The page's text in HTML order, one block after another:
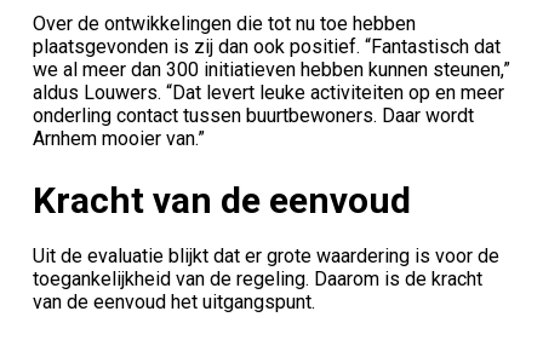
Over de ontwikkelingen die tot nu toe hebben
plaatsgevonden is zij dan ook positief. “Fantastisch dat
we al meer dan 300 initiatieven hebben kunnen steunen,”
aldus Louwers. “Dat levert leuke activiteiten op en meer
onderling contact tussen buurtbewoners. Daar wordt
Arnhem mooier van.”
Kracht van de eenvoud
Uit de evaluatie blijkt dat er grote waardering is voor de
toegankelijkheid van de regeling. Daarom is de kracht
van de eenvoud het uitgangspunt.